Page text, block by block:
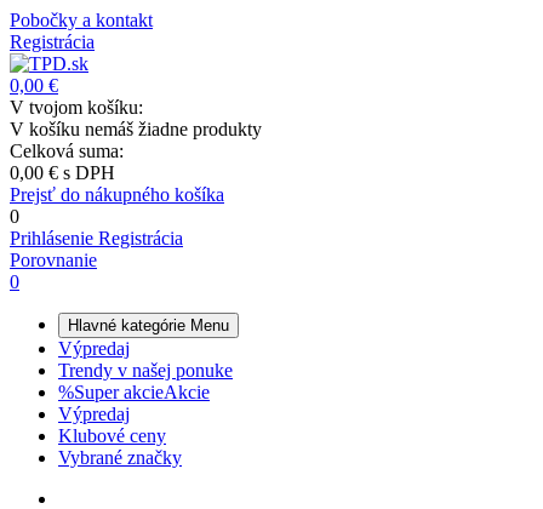
Pobočky a kontakt
Registrácia
0,00 €
V tvojom košíku:
V košíku nemáš žiadne produkty
Celková suma:
0,00 € s DPH
Prejsť do nákupného košíka
0
Prihlásenie Registrácia
Porovnanie
0
Hlavné kategórie Menu
Výpredaj
Trendy v našej ponuke
%Super akcieAkcie
Výpredaj
Klubové ceny
Vybrané značky